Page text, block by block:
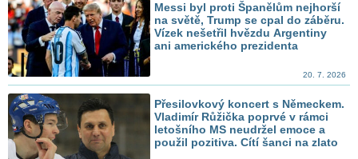
Messi byl proti Španělům nejhorší
na světě, Trump se cpal do záběru.
Vízek nešetřil hvězdu Argentiny
ani amerického prezidenta
20. 7. 2026
Přesilovkový koncert s Německem.
Vladimír Růžička poprvé v rámci
letošního MS neudržel emoce a
použil pozitiva. Cítí šanci na zlato